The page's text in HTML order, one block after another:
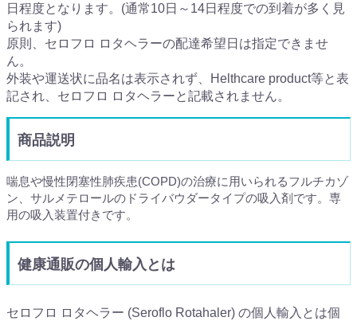
日程度となります。(通常10日～14日程度での到着が多く見
られます)
原則、セロフロ ロタヘラーの配達希望日は指定できませ
ん。
外装や運送状に品名は表示されず、Helthcare product等と表
記され、セロフロ ロタヘラーと記載されません。
商品説明
喘息や慢性閉塞性肺疾患(COPD)の治療に用いられるフルチカゾ
ン、サルメテロールのドライバウダータイプの吸入剤です。専
用の吸入装置付きです。
健康通販の個人輸入とは
セロフロ ロタヘラー (Seroflo Rotahaler) の個人輸入とは個